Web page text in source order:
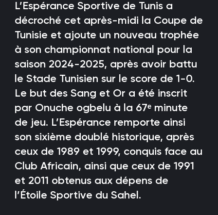
L’Espérance Sportive de Tunis a
décroché cet après-midi la Coupe de
Tunisie et ajoute un nouveau trophée
à son championnat national pour la
saison 2024-2025, après avoir battu
le Stade Tunisien sur le score de 1-0.
Le but des Sang et Or a été inscrit
par Onuche ogbelu à la 67ᵉ minute
de jeu. L’Espérance remporte ainsi
son sixième doublé historique, après
ceux de 1989 et 1999, conquis face au
Club Africain, ainsi que ceux de 1991
et 2011 obtenus aux dépens de
l’Étoile Sportive du Sahel.